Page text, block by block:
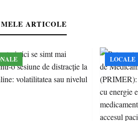
ARTICOLE
LOCALE